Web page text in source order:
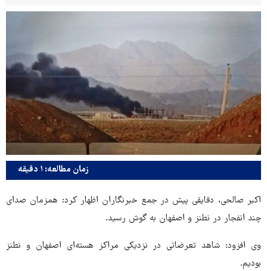
زمان مطالعه: ۱ دقیقه
اکبر صالحی، دقایقی پیش در جمع خبرنگاران اظهار کرد: همزمان صدای
چند انفجار در نطنز و اصفهان به گوش رسید.
وی افزود: شاهد تعرضاتی در نزدیکی مراکز هسته‌ای اصفهان و نطنز
بودیم.